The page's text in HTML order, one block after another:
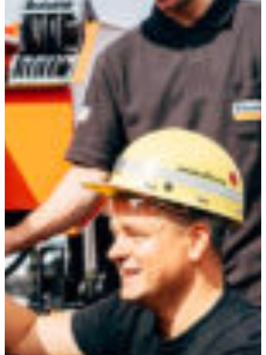
Africa
South America
Austria
Belgium
Bosnia and Herzegovina
Bulgaria
Croatia
Czechia
Estonia
Pon - Pet
Nedjelje i državni praznici su